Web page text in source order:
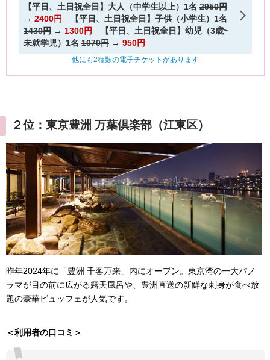
２位：東京豊洲 万葉倶楽部（江東区）
昨年2024年に「豊洲 千客万来」内にオープン。東京湾の一大パノ
ラマが目の前に広がる露天風呂や、豊洲直送の新鮮な刺身が食べ放
題の豪華ビュッフェが人気です。
＜利用者の口コミ＞